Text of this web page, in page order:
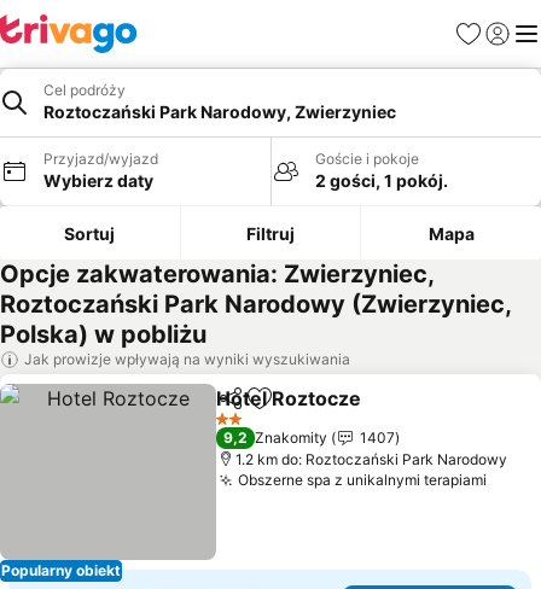
Ulubione
Cel podróży
Roztoczański Park Narodowy, Zwierzyniec
Przyjazd/wyjazd
Wybierz daty
Goście i pokoje
2 gości, 1 pokój.
Sortuj Filtruj Mapa
Opcje zakwaterowania: Zwierzyniec,
Roztoczański Park Narodowy (Zwierzyniec,
Polska) w pobliżu
Jak prowizje wpływają na wyniki wyszukiwania
Popularny obiekt
Udostępnij
Dodaj do ulubionych
Hotel Roztocze
2 Kategoria
9,2 Znakomity
1407
1.2 km do: Roztoczański Park Narodowy
Obszerne spa z unikalnymi terapiami